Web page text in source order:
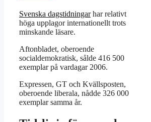
Svenska dagstidningarhar relativt
höga upplagor internationellt trots
minskande läsare.
Aftonbladet, oberoende
socialdemokratisk, sålde 416 500
exemplar på vardagar 2006.
Expressen, GT och Kvällsposten,
oberoende liberala, nådde 326 000
exemplar samma år.